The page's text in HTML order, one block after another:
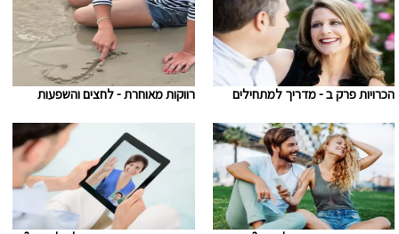
רווקות מאוחרת - לחצים והשפעות הכרויות פרק ב - מדריך למתחילים